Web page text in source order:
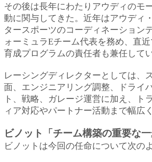
その後は長年にわたりアウディのモ
動に関与してきた。近年はアウディ
タースポーツのコーディネーション
ォーミュラEチーム代表を務め、直
育成プログラムの責任者も兼任してい
レーシングディレクターとしては、
面、エンジニアリング調整、ドライ
ト、戦略、ガレージ運営に加え、ト
ィア対応やパートナー活動まで幅広
ビノット「チーム構築の重要な一
ビノットは今回の任命について次の